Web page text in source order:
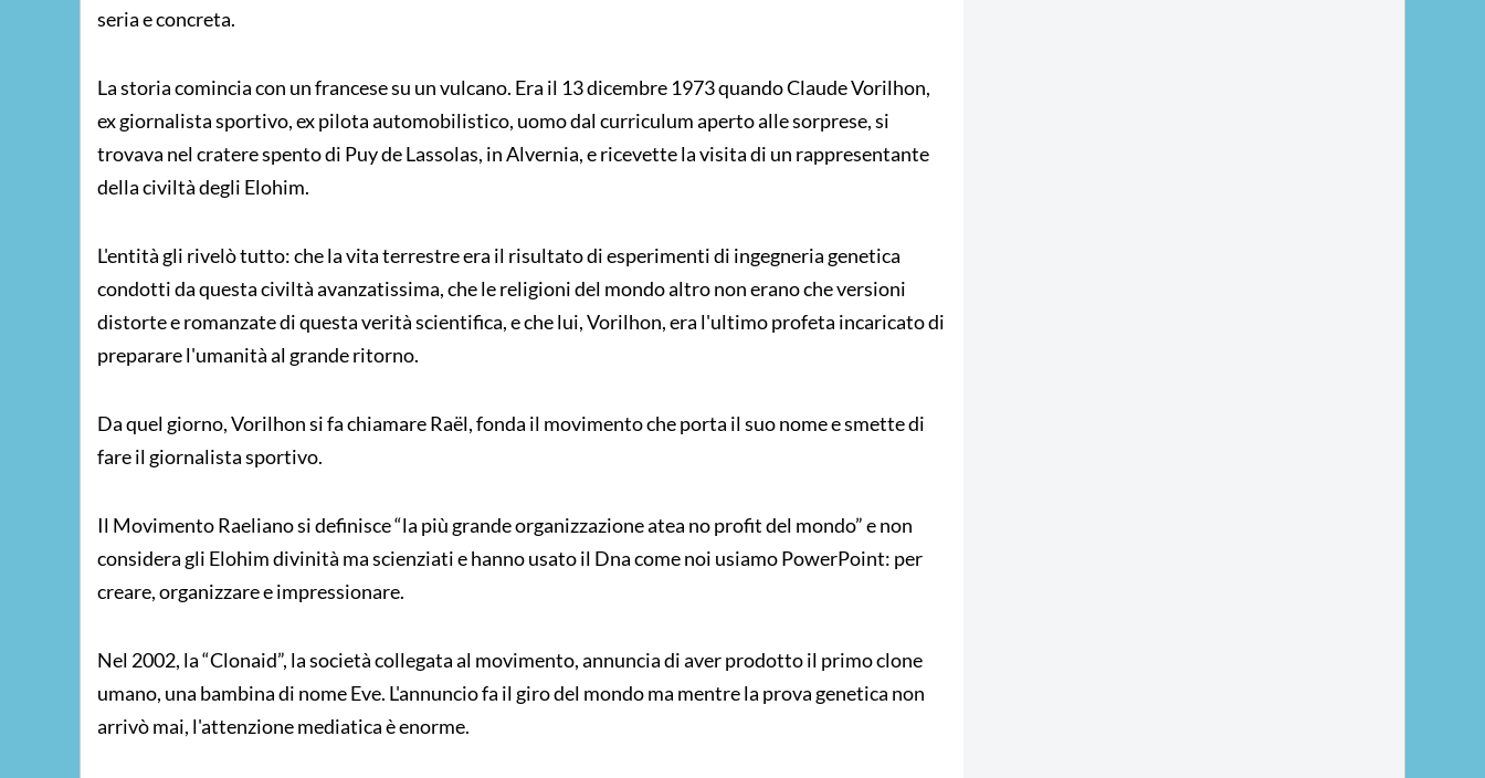
seria e concreta.
La storia comincia con un francese su un vulcano. Era il 13 dicembre 1973 quando Claude Vorilhon,
ex giornalista sportivo, ex pilota automobilistico, uomo dal curriculum aperto alle sorprese, si
trovava nel cratere spento di Puy de Lassolas, in Alvernia, e ricevette la visita di un rappresentante
della civiltà degli Elohim.
L'entità gli rivelò tutto: che la vita terrestre era il risultato di esperimenti di ingegneria genetica
condotti da questa civiltà avanzatissima, che le religioni del mondo altro non erano che versioni
distorte e romanzate di questa verità scientifica, e che lui, Vorilhon, era l'ultimo profeta incaricato di
preparare l'umanità al grande ritorno.
Da quel giorno, Vorilhon si fa chiamare Raël, fonda il movimento che porta il suo nome e smette di
fare il giornalista sportivo.
Il Movimento Raeliano si definisce “la più grande organizzazione atea no profit del mondo” e non
considera gli Elohim divinità ma scienziati e hanno usato il Dna come noi usiamo PowerPoint: per
creare, organizzare e impressionare.
Nel 2002, la “Clonaid”, la società collegata al movimento, annuncia di aver prodotto il primo clone
umano, una bambina di nome Eve. L'annuncio fa il giro del mondo ma mentre la prova genetica non
arrivò mai, l'attenzione mediatica è enorme.